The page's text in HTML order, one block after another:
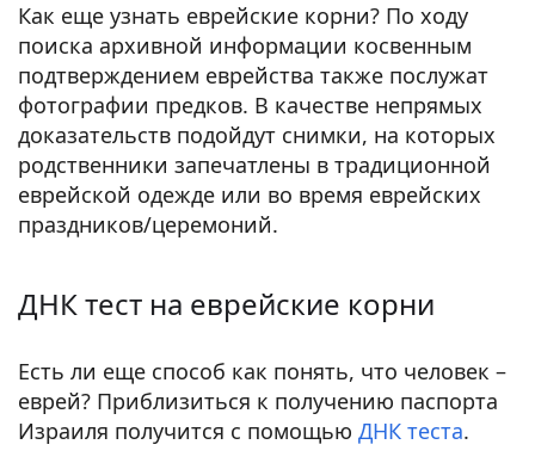
Как еще узнать еврейские корни? По ходу
поиска архивной информации косвенным
подтверждением еврейства также послужат
фотографии предков. В качестве непрямых
доказательств подойдут снимки, на которых
родственники запечатлены в традиционной
еврейской одежде или во время еврейских
праздников/церемоний.
ДНК тест на еврейские корни
Есть ли еще способ как понять, что человек –
еврей? Приблизиться к получению паспорта
Израиля получится с помощью ДНК теста.